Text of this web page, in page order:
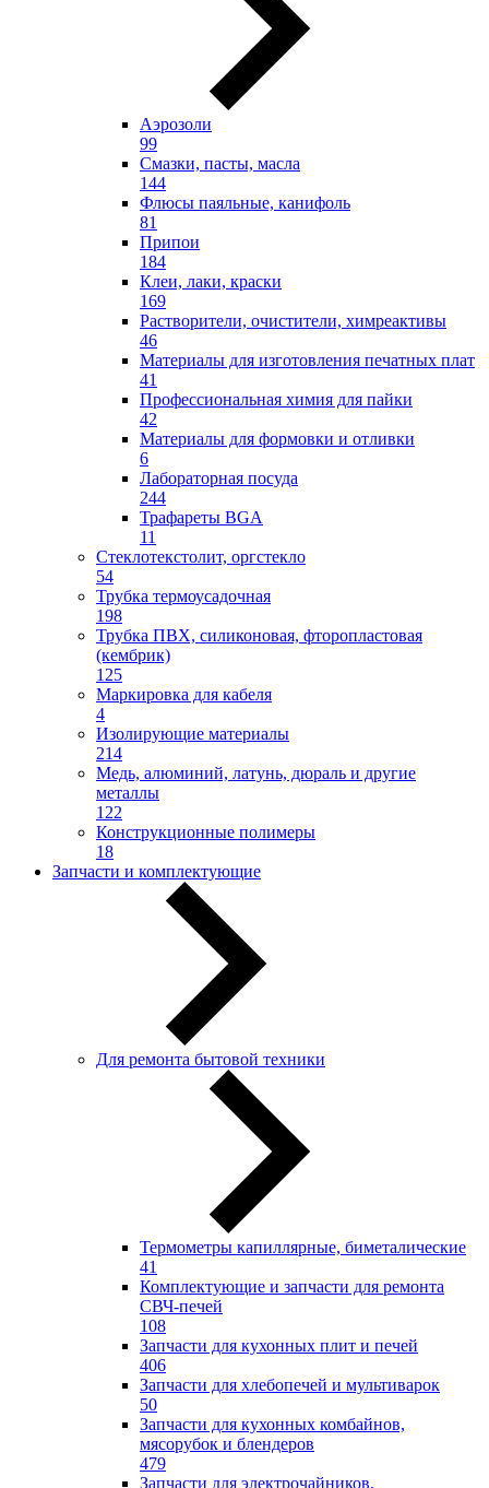
Аэрозоли
99
Смазки, пасты, масла
144
Флюсы паяльные, канифоль
81
Припои
184
Клеи, лаки, краски
169
Растворители, очистители, химреактивы
46
Материалы для изготовления печатных плат
41
Профессиональная химия для пайки
42
Материалы для формовки и отливки
6
Лабораторная посуда
244
Трафареты BGA
11
Стеклотекстолит, оргстекло
54
Трубка термоусадочная
198
Трубка ПВХ, силиконовая, фторопластовая
(кембрик)
125
Маркировка для кабеля
4
Изолирующие материалы
214
Медь, алюминий, латунь, дюраль и другие
металлы
122
Конструкционные полимеры
18
Запчасти и комплектующие
Для ремонта бытовой техники
Термометры капиллярные, биметалические
41
Комплектующие и запчасти для ремонта
СВЧ-печей
108
Запчасти для кухонных плит и печей
406
Запчасти для хлебопечей и мультиварок
50
Запчасти для кухонных комбайнов,
мясорубок и блендеров
479
Запчасти для электрочайников,